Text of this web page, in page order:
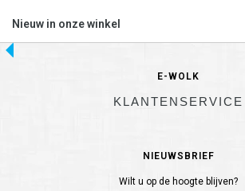
Nieuw in onze winkel
E-WOLK
KLANTENSERVICE
NIEUWSBRIEF
Wilt u op de hoogte blijven?